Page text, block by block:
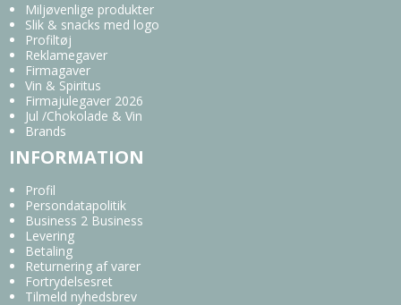
Miljøvenlige produkter
Slik & snacks med logo
Profiltøj
Reklamegaver
Firmagaver
Vin & Spiritus
Firmajulegaver 2026
Jul /Chokolade & Vin
Brands
INFORMATION
Profil
Persondatapolitik
Business 2 Business
Levering
Betaling
Returnering af varer
Fortrydelsesret
Tilmeld nyhedsbrev